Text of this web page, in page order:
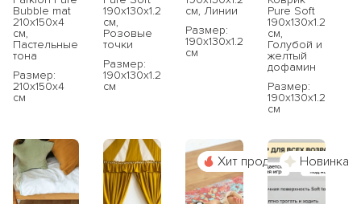
Bubble mat
210х150х4
см,
Пастельные
тона
Размер:
210x150x4
см
190x130x1.2
см,
Розовые
точки
Размер:
190x130x1.2
см
см, Линии
Размер:
190x130x1.2
см
Pure Soft
190x130x1.2
см,
Голубой и
желтый
дофамин
Размер:
190x130x1.2
см
Хит продаж Новинка